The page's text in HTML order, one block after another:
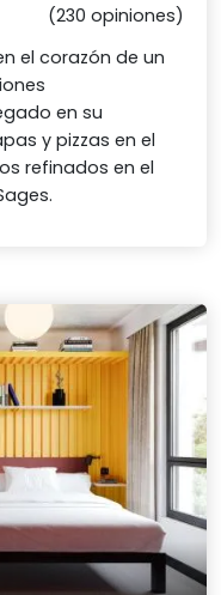
(230 opiniones)
el corazón de un
en su
y pizzas en el
refinados en el